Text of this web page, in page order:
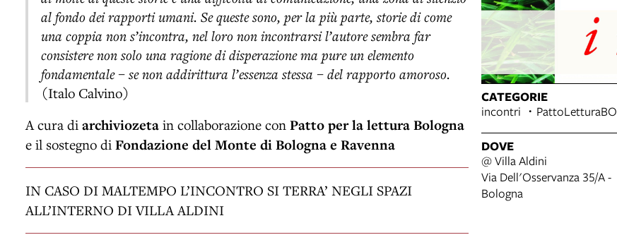
al fondo dei rapporti umani. Se queste sono, per la più parte, storie di come
una coppia non s’incontra, nel loro non incontrarsi l’autore sembra far
consistere non solo una ragione di disperazione ma pure un elemento
fondamentale – se non addirittura l’essenza stessa – del rapporto amoroso.
(Italo Calvino)
A cura di archiviozeta in collaborazione con Patto per la lettura Bologna
e il sostegno di Fondazione del Monte di Bologna e Ravenna
IN CASO DI MALTEMPO L’INCONTRO SI TERRA’ NEGLI SPAZI
ALL’INTERNO DI VILLA ALDINI
CATEGORIE
incontri
PattoLetturaBO
DOVE
@ Villa Aldini
Via Dell'Osservanza 35/A -
Bologna